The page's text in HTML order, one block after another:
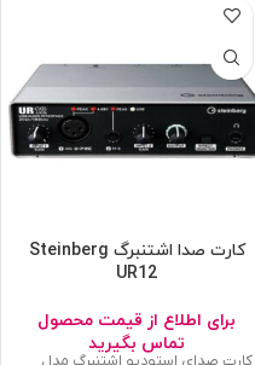
کارت صدا اشتنبرگ Steinberg
UR12
برای اطلاع از قیمت محصول
تماس بگیرید